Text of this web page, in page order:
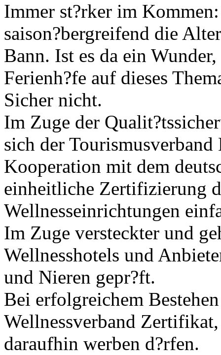
Immer st?rker im
saison?bergreifend die
Bann. Ist es da ein
Ferienh?fe auf dieses
Sicher nicht.
Im Zuge der
sich der
Kooperation mit dem
einheitliche Zertifizierung
Wellnesseinrichtungen
Im Zuge versteckter und
Wellnesshotels und
und Nieren gepr?ft.
Bei erfolgreichem
Wellnessverband
daraufhin werben d?rfen.